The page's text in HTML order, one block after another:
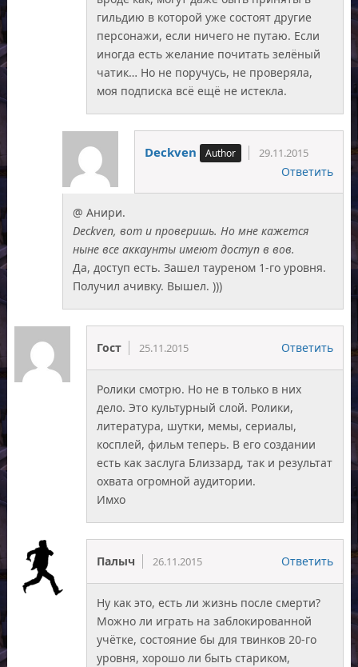
гильдию в которой уже состоят другие
персонажи, если ничего не путаю. Если
иногда есть желание почитать зелёный
чатик… Но не поручусь, не проверяла,
моя подписка всё ещё не истекла.
Deckven 29.11.2015
Ответить
@ Анири.
Deckven, вот и проверишь. Но мне кажется
ныне все аккаунты имеют доступ в вов.
Да, доступ есть. Зашел тауреном 1-го уровня.
Получил ачивку. Вышел. )))
Гост 25.11.2015 Ответить
Ролики смотрю. Но не в только в них
дело. Это культурный слой. Ролики,
литература, шутки, мемы, сериалы,
косплей, фильм теперь. В его создании
есть как заслуга Близзард, так и результат
охвата огромной аудитории.
Имхо
Палыч 26.11.2015 Ответить
Ну как это, есть ли жизнь после смерти?
Можно ли играть на заблокированной
учётке, состояние бы для твинков 20-го
уровня, хорошо ли быть стариком,